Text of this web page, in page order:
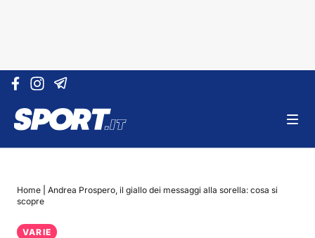
Vai al contenuto
Home
Andrea Prospero, il giallo dei messaggi alla sorella: cosa si
scopre
VARIE